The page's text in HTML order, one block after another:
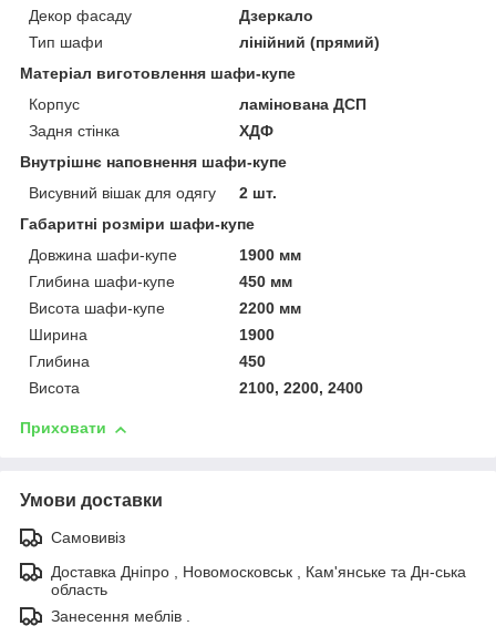
Декор фасаду
Дзеркало
Тип шафи
лінійний (прямий)
Матеріал виготовлення шафи-купе
Корпус
ламінована ДСП
Задня стінка
ХДФ
Внутрішнє наповнення шафи-купе
Висувний вішак для одягу
2 шт.
Габаритні розміри шафи-купе
Довжина шафи-купе
1900 мм
Глибина шафи-купе
450 мм
Висота шафи-купе
2200 мм
Ширина
1900
Глибина
450
Висота
2100, 2200, 2400
Приховати
Умови доставки
Самовивіз
Доставка Дніпро , Новомосковськ , Кам'янське та Дн-ська
область
Занесення меблів .